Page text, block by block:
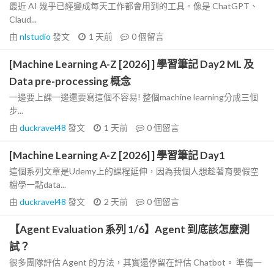
最近 AI 幾乎已經變成每天工作都會用到的工具。像是 ChatGPT、
Claud...
由 nlstudio 發文 1 天前 0個留言
[Machine Learning A-Z [2026] ] 學習筆記 Day2 ML 及
Data pre-processing 概念
一邊要上課一邊還要寫這個不容易! 整個machine learning分成三個
步...
由 duckravel48 發文 1 天前 0個留言
[Machine Learning A-Z [2026] ] 學習筆記 Day1
這個系列文章是Udemy上的課程延伸，因為我個人想趁著育嬰假空
檔學一點data...
由 duckravel48 發文 2 天前 0個留言
【Agent Evaluation 系列 1/6】Agent 到底該怎麼測
試？
很多團隊評估 Agent 的方法，其實還停留在評估 Chatbot。 準備一